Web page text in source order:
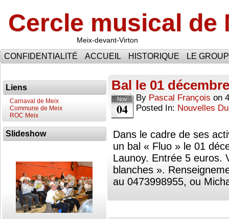
Cercle musical de
Meix-devant-Virton
CONFIDENTIALITÉ ACCUEIL HISTORIQUE LE
Liens
Carnaval de Meix
Commune de Meix
ROC Meix
Slideshow
Bal le 01 décembre
Nov
04
By Pascal François on
Posted In: Nouvelles
Dans le cadre de ses
un bal « Fluo » le 01
Launoy. Entrée 5 euros.
blanches ».
au 0473998955, ou